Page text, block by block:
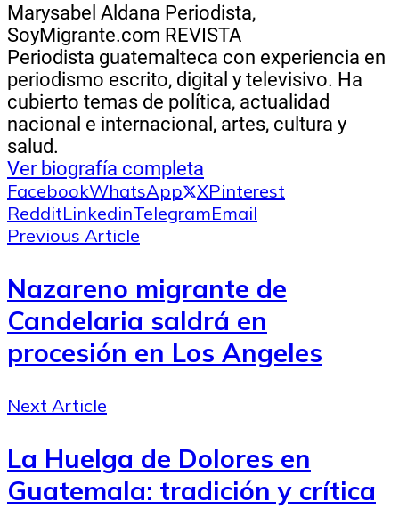
Marysabel Aldana Periodista,
SoyMigrante.com REVISTA
Periodista guatemalteca con experiencia en
periodismo escrito, digital y televisivo. Ha
cubierto temas de política, actualidad
nacional e internacional, artes, cultura y
salud.
Ver biografía completa
FacebookWhatsApp XPinterest
RedditLinkedinTelegramEmail
Previous Article
Nazareno migrante de
Candelaria saldrá en
procesión en Los Angeles
Next Article
La Huelga de Dolores en
Guatemala: tradición y crítica